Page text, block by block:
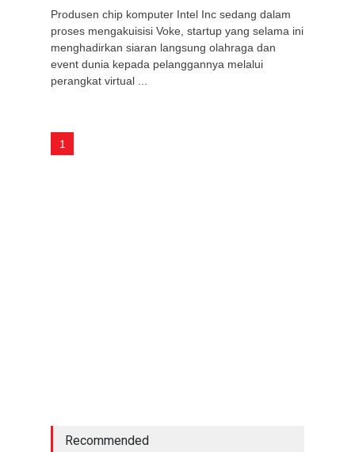
Produsen chip komputer Intel Inc sedang dalam
proses mengakuisisi Voke, startup yang selama ini
menghadirkan siaran langsung olahraga dan
event dunia kepada pelanggannya melalui
perangkat virtual ...
1
Recommended